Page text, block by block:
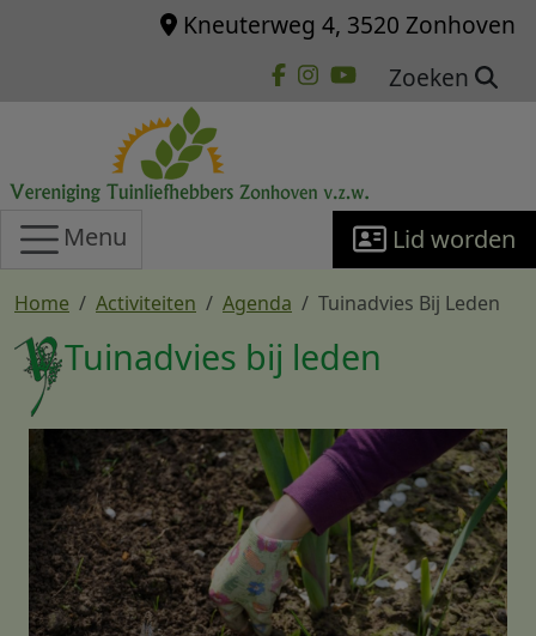
Overslaan en naar de inhoud gaanKneuterweg 4, 3520 Zonhoven
Zoeken
Menu Lid worden
Home Activiteiten Agenda Tuinadvies Bij Leden
Tuinadvies bij leden